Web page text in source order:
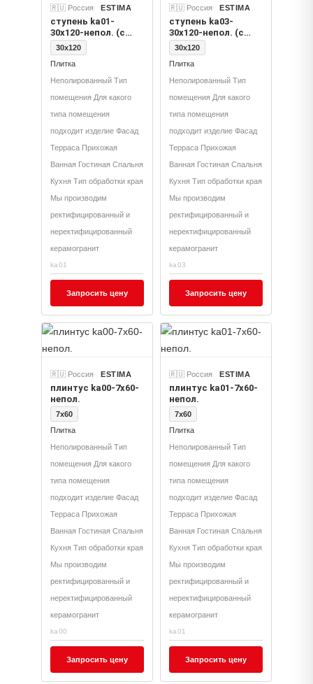
🇷🇺 Россия ESTIMA
ступень ka01-
30x120-непол. (с
насечками)
30x120
Плитка
Неполированный Тип
помещения Для какого
типа помещения
подходит изделие Фасад
Терраса Прихожая
Ванная Гостиная Спальня
Кухня Тип обработки края
Мы производим
ректифицированный и
неректифицированный
керамогранит
ka01
Запросить цену
🇷🇺 Россия ESTIMA
ступень ka03-
30x120-непол. (с
насечками)
30x120
Плитка
Неполированный Тип
помещения Для какого
типа помещения
подходит изделие Фасад
Терраса Прихожая
Ванная Гостиная Спальня
Кухня Тип обработки края
Мы производим
ректифицированный и
неректифицированный
керамогранит
ka03
Запросить цену
🇷🇺 Россия ESTIMA
плинтус ka00-7x60-
непол.
7x60
Плитка
Неполированный Тип
помещения Для какого
типа помещения
подходит изделие Фасад
Терраса Прихожая
Ванная Гостиная Спальня
Кухня Тип обработки края
Мы производим
ректифицированный и
неректифицированный
керамогранит
ka00
Запросить цену
🇷🇺 Россия ESTIMA
плинтус ka01-7x60-
непол.
7x60
Плитка
Неполированный Тип
помещения Для какого
типа помещения
подходит изделие Фасад
Терраса Прихожая
Ванная Гостиная Спальня
Кухня Тип обработки края
Мы производим
ректифицированный и
неректифицированный
керамогранит
ka01
Запросить цену